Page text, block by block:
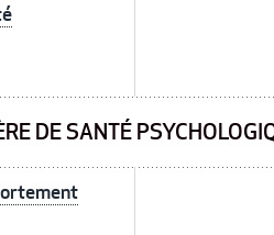
DE SANTÉ